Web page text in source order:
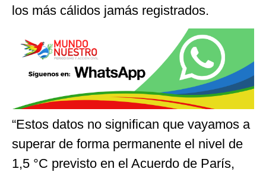
los más cálidos jamás registrados.
“Estos datos no significan que vayamos a
superar de forma permanente el nivel de
1,5 °C previsto en el Acuerdo de París,